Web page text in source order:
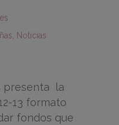
, Noticias
presenta la
13 formato
fondos que